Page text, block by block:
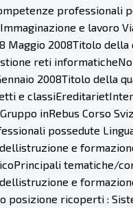
professionali
e lavoro
Maggio 2008Titolo
reti
2008Titolo della
e
inRebus Corso
possedute
e
tematiche/
e
posizione ricoperti :